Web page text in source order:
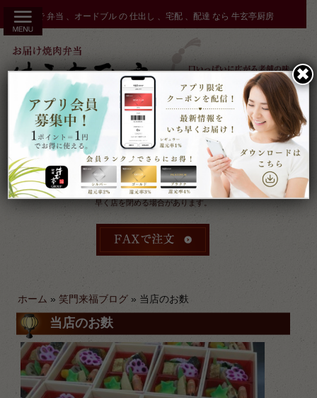
ツ
秋田市 で 弁当 、オードブル の 仕出し 、宅配 、配達 なら 牛玄亭厨房
受付：9時～17時 締切：前日15時まで
定休：元日 その他不定休
ケータリングやその他のご予約により
早く店を閉める場合があります。
ホーム »笑門来福ブログ » 当店のお麩
当店のお麩
✖︎